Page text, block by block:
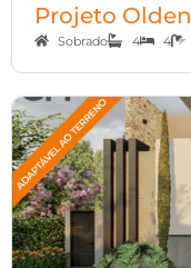
Projeto Olden
Sobrado 4 4